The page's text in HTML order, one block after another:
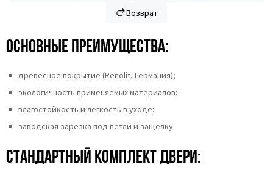
Возврат
Основные преимущества:
древесное покрытие (Renolit, Германия);
экологичность применяемых материалов;
влагостойкость и лёгкость в уходе;
заводская зарезка под петли и защёлку.
Стандартный комплект двери: